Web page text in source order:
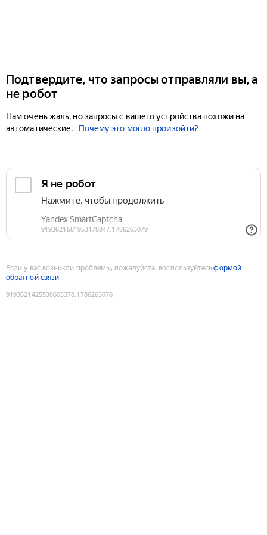
Подтвердите, что запросы отправляли вы, а
не робот
Нам очень жаль, но запросы с вашего устройства похожи на
автоматические.
Почему это могло произойти?
Если у вас возникли проблемы, пожалуйста, воспользуйтесьформой
обратной связи
9193621425530605378:1786263076